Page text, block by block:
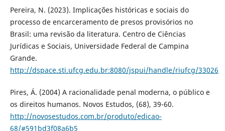
Pereira, N. (2023). Implicações históricas e sociais do
processo de encarceramento de presos provisórios no
Brasil: uma revisão da literatura. Centro de Ciências
Jurídicas e Sociais, Universidade Federal de Campina
Grande.
http://dspace.sti.ufcg.edu.br:8080/jspui/handle/riufcg/33026
Pires, Á. (2004) A racionalidade penal moderna, o público e
os direitos humanos. Novos Estudos, (68), 39-60.
http://novosestudos.com.br/produto/edicao-
68/#591bd3f08a6b5